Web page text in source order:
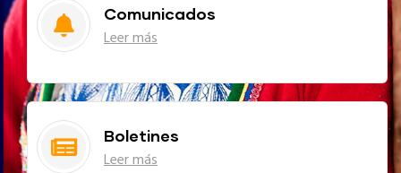
Comunicados
Leer más
Boletines
Leer más